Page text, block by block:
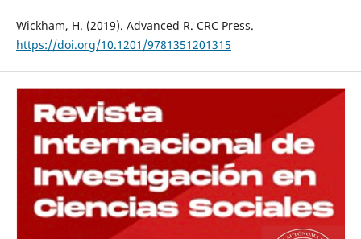
Wickham, H. (2019). Advanced R. CRC Press.
https://doi.org/10.1201/9781351201315